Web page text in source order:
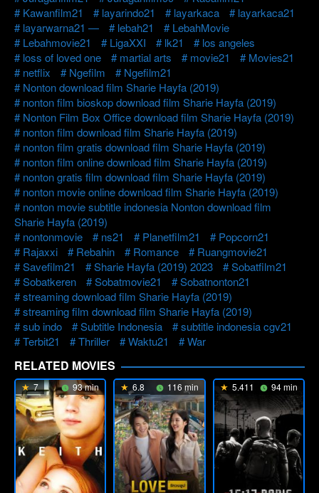
Kawanfilm21
layarindo21 layarkaca
layarkaca21
layarwarna21 —
lebah21
LebahMovie
Lebahmovie21
LigaXXI lk21
los angeles
loss of loved one
martial arts movie21
Movies21
netflix
Ngefilm
Ngefilm21
Nonton download film Sharie Hayfa (2019)
nonton film bioskop download film Sharie Hayfa (2019)
Nonton Film Box Office download film Sharie Hayfa (2019)
nonton film download film Sharie Hayfa (2019)
nonton film gratis download film Sharie Hayfa (2019)
nonton film online download film Sharie Hayfa (2019)
nonton gratis film download film Sharie Hayfa (2019)
nonton movie online download film Sharie Hayfa (2019)
nonton movie subtitle indonesia Nonton download film
Sharie Hayfa (2019)
nontonmovie
ns21 Planetfilm21
Popcorn21
Rajaxxi
Rebahin Romance
Ruangmovie21
Savefilm21
Sharie Hayfa (2019) 2023
Sobatfilm21
Sobatkeren
Sobatmovie21
Sobatnonton21
streaming download film Sharie Hayfa (2019)
streaming film download film Sharie Hayfa (2019)
sub indo
Subtitle Indonesia
subtitle indonesia cgv21
Terbit21
Thriller Waktu21 War
RELATED MOVIES
7 93 min 6.8 116 min 5.411 94 min